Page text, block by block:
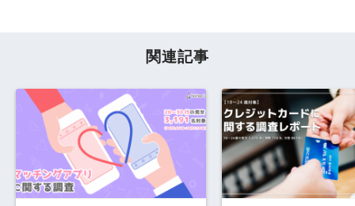
関連記事